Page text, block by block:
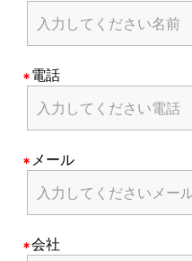
電話
メール
会社